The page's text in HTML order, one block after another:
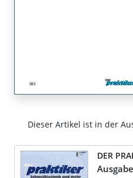
Dieser Artikel ist in der
DER